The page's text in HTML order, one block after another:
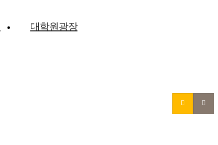
대학원광장